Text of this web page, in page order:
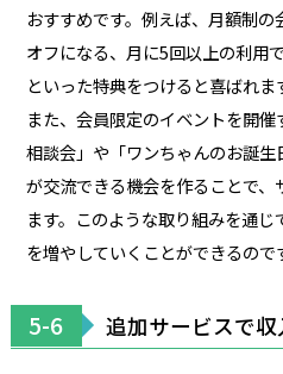
おすすめです。例えば、月額制
オフになる、月に5回以上の利用
といった特典をつけると喜ばれま
また、会員限定のイベントを開
相談会」や「ワンちゃんのお誕
が交流できる機会を作ることで
ます。このような取り組みを通
を増やしていくことができるので
5-6 追加サービスで収